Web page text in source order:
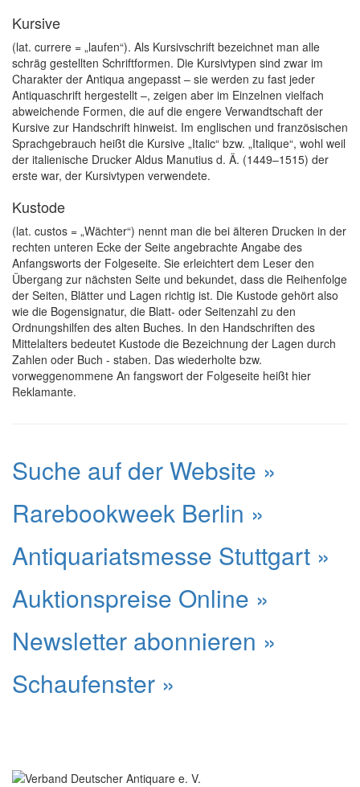
Kursive
(lat. currere = „laufen“). Als Kursivschrift bezeichnet man alle
schräg gestellten Schriftformen. Die Kursivtypen sind zwar im
Charakter der Antiqua angepasst – sie werden zu fast jeder
Antiquaschrift hergestellt –, zeigen aber im Einzelnen vielfach
abweichende Formen, die auf die engere Verwandtschaft der
Kursive zur Handschrift hinweist. Im englischen und französischen
Sprachgebrauch heißt die Kursive „Italic“ bzw. „Italique“, wohl weil
der italienische Drucker Aldus Manutius d. Ä. (1449–1515) der
erste war, der Kursivtypen verwendete.
Kustode
(lat. custos = „Wächter“) nennt man die bei älteren Drucken in der
rechten unteren Ecke der Seite angebrachte Angabe des
Anfangsworts der Folgeseite. Sie erleichtert dem Leser den
Übergang zur nächsten Seite und bekundet, dass die Reihenfolge
der Seiten, Blätter und Lagen richtig ist. Die Kustode gehört also
wie die Bogensignatur, die Blatt- oder Seitenzahl zu den
Ordnungshilfen des alten Buches. In den Handschriften des
Mittelalters bedeutet Kustode die Bezeichnung der Lagen durch
Zahlen oder Buch - staben. Das wiederholte bzw.
vorweggenommene An fangswort der Folgeseite heißt hier
Reklamante.
Suche auf der Website »
Rarebookweek Berlin »
Antiquariatsmesse Stuttgart »
Auktionspreise Online »
Newsletter abonnieren »
Schaufenster »